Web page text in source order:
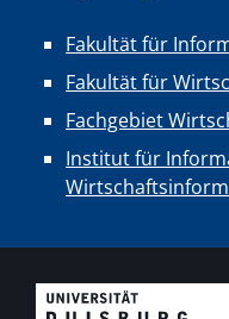
Fakultät für
Fakultät für
Fachgebiet
Institut für